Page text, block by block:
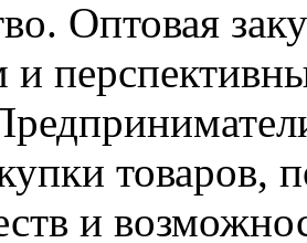
Оптовая
товаров,
и